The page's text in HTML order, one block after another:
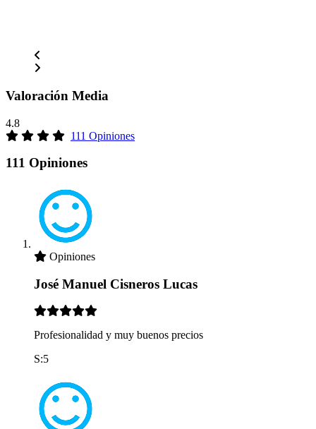
Valoración Media
4.8
111 Opiniones
111 Opiniones
Opiniones
José Manuel Cisneros Lucas
Profesionalidad y muy buenos precios
S:5